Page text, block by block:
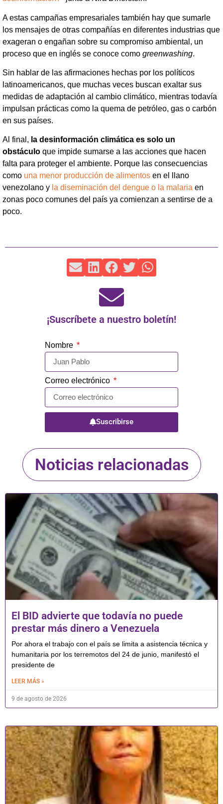
A estas campañas empresariales también hay que sumarle
los mensajes de otras compañías en diferentes industrias que
exageran o engañan sobre su compromiso ambiental, un
proceso que en inglés se conoce como greenwashing.
Sin hablar de las afirmaciones hechas por los políticos
latinoamericanos, que muchas veces buscan exaltar sus
medidas de adaptación al cambio climático, mientras todavía
impulsan prácticas como la quema de petróleo, gas o carbón
en sus países.
Al final, la desinformación climática es solo un
obstáculo que impide sumarse a las acciones que hacen
falta para proteger el ambiente. Porque las consecuencias
como una menor producción de alimentos en el llano
venezolano y la diseminación del dengue o la malaria en
zonas poco comunes del país ya comienzan a sentirse de a
poco.
¡Suscríbete a nuestro boletín!
Nombre
Correo electrónico
Suscribirse
Noticias relacionadas
El BID advierte que todavía no puede
prestar más dinero a Venezuela
Por ahora el trabajo con el país se limita a asistencia técnica y
humanitaria por los terremotos del 24 de junio, manifestó el
presidente de
LEER MÁS »
9 de agosto de 2026